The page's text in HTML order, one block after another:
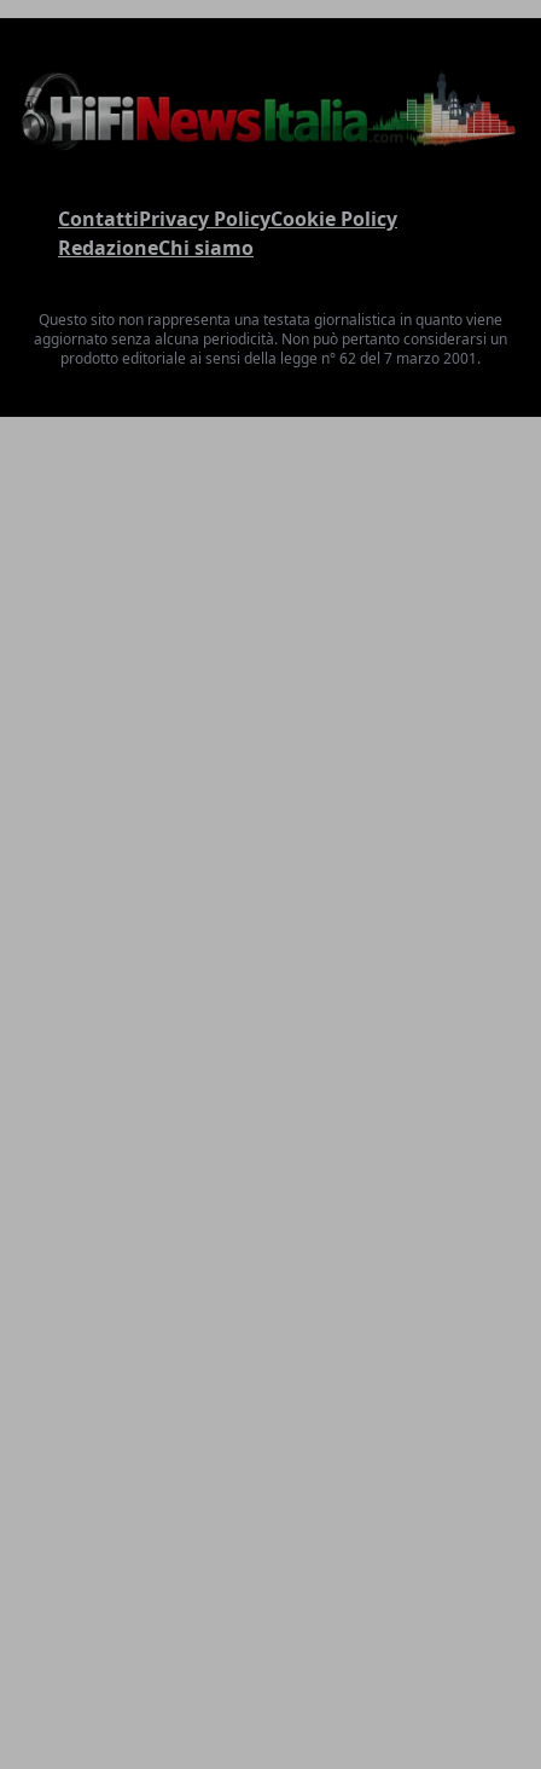
ContattiPrivacy PolicyCookie Policy
RedazioneChi siamo
Questo sito non rappresenta una testata giornalistica in quanto viene
aggiornato senza alcuna periodicità. Non può pertanto considerarsi un
prodotto editoriale ai sensi della legge n° 62 del 7 marzo 2001.